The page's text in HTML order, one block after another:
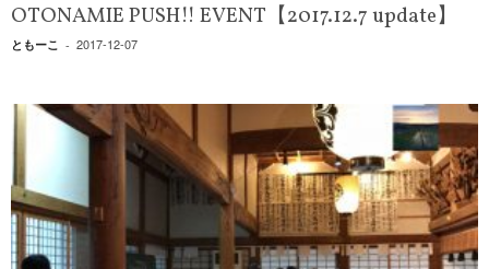
OTONAMIE PUSH!! EVENT【2017.12.7 update】
ともーこ - 2017-12-07